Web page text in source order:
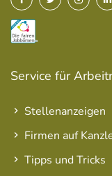
Service für
Stellenanzeigen
Firmen auf
Tipps und Tricks